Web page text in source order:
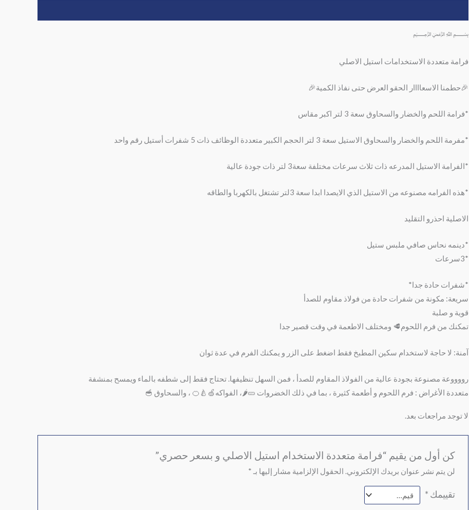
﷽
فرامة متعددة الاستخدامات استيل الاصلي
🎉حطمنا الاسعاااار الحقو العرض حتى نفاذ الكمية🎉
*فرامة اللحم والخضار والسحاوق سعة 3 لتر اكبر مقاس
*مفرمة اللحم والخضار والسحاوق الاستيل سعة 3 لتر الحجم الكبير متعددة الوظائف ذات 5 شفرات أستيل رقم واحد
*الفرامة الاستيل المدرعه ذات ثلاث سرعات مختلفة سعة3 لتر ذات جودة عالية
*هذه الفرامه مصنوعه من الاستيل الذي الايصدا ابدا سعة 3لتر تشتغل بالكهربا والطاقه
الاصلية احذرو التقليد
*دينمه نحاس صافي ملبس ستيل
*3سرعات
*شفرات حادة جدا*
سريعة: مكونة من شفرات حادة من فولاذ مقاوم للصدأ
قوية و صلبة
تمكنك من فرم اللحوم🥩 ومختلف الاطعمة في وقت قصير جدا
آمنة: لا حاجة لاستخدام سكين المطبخ فقط اضغط على الزر و يمكنك الفرم في عدة ثوان
رووووعة مصنوعة بجودة عالية من الفولاذ المقاوم للصدأ ، فمن السهل تنظيفها. تحتاج فقط إلى شطفه بالماء ويمسح بمنشفة
متعددة الأغراض : فرم اللحوم و أطعمة كثيرة ، بما في ذلك الخضروات 🥒🌶، الفواكه🍏🍐🍊 ، والسحاوق 🥣
لا توجد مراجعات بعد.
كن أول من يقيم “فرامة متعددة الاستخدام استيل الاصلي و بسعر حصري”
لن يتم نشر عنوان بريدك الإلكتروني. الحقول الإلزامية مشار إليها بـ *
تقييمك *